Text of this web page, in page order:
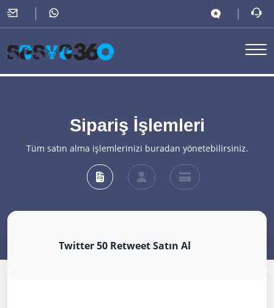
Sipariş İşlemleri
Tüm satın alma işlemlerinizi buradan yönetebilirsiniz.
Twitter 50 Retweet Satın Al